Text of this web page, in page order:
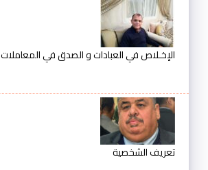
الإخـلاص في العبادات و الصدق في المعاملات
تعريف الشخصية